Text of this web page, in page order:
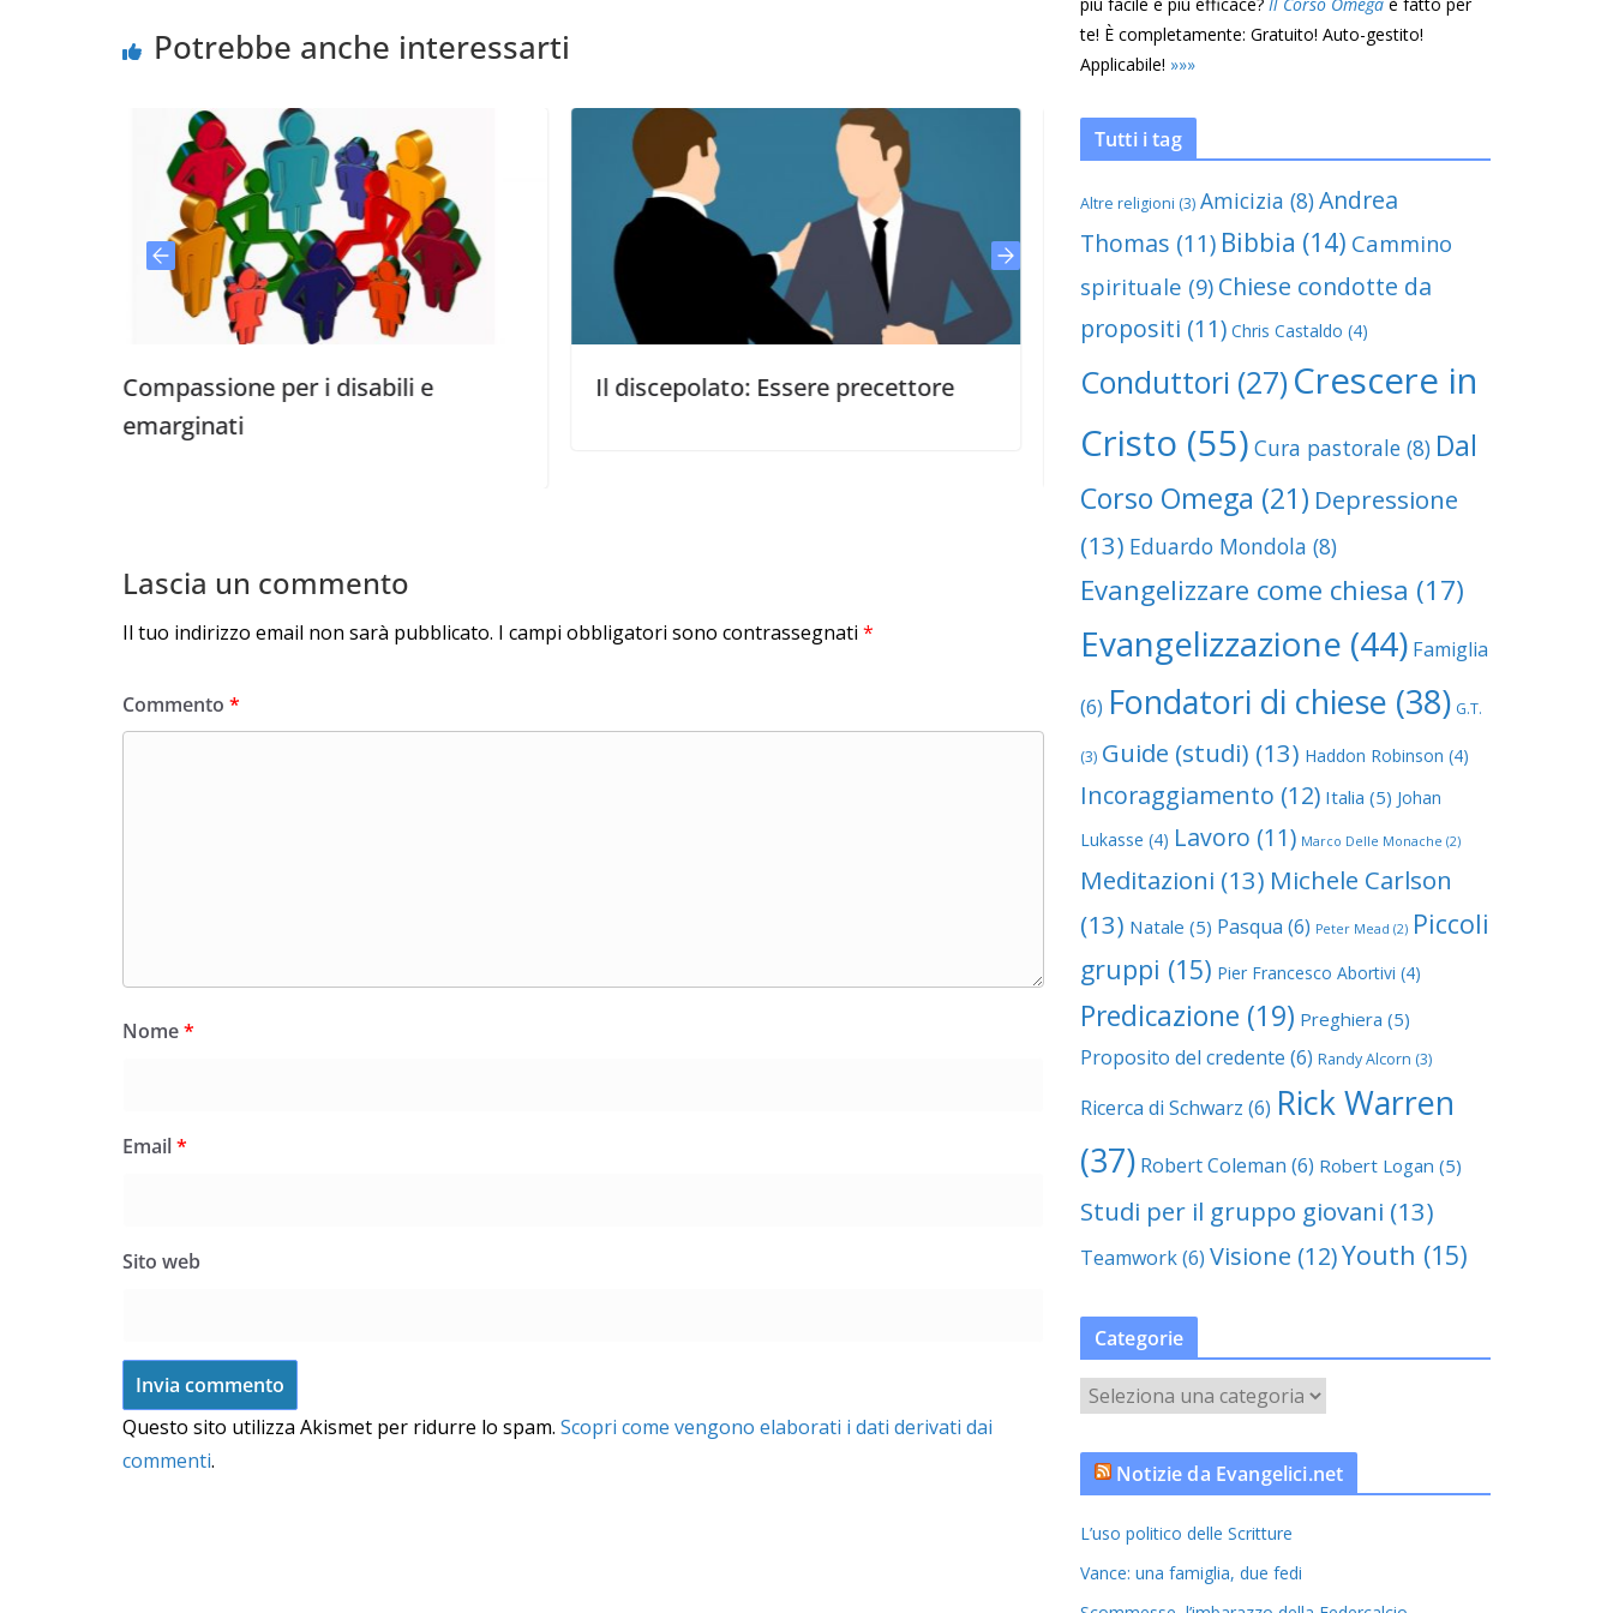
Potrebbe anche interessarti
per i disabili e
Il discepolato: Essere precettore
Cinque cose che penso della guida
Compassione
Lascia un commento
Il tuo indirizzo email non sarà pubblicato. I campi obbligatori sono contrassegnati *
Commento *
Nome*
Email*
Sito web
Questo sito utilizza Akismet per ridurre lo spam. Scopri come vengono elaborati i dati derivati dai
commenti.
te! È completamente: Gratuito! Auto-gestito!
Applicabile! »»»
Tutti i tag
Altre religioni (3) Amicizia (8)Andrea
Thomas (11) Bibbia (14) Cammino
spirituale (9) Chiese condotte da
propositi (11) Chris Castaldo (4)
Conduttori (27) Crescere in
Cristo (55) Cura pastorale (8) Dal
Corso Omega (21) Depressione
(13) Eduardo Mondola (8)
Evangelizzare come chiesa (17)
Evangelizzazione (44) Famiglia
(6) Fondatori di chiese (38) G.T.
(3) Guide (studi) (13) Haddon Robinson (4)
Incoraggiamento (12) Italia (5) Johan
Lukasse (4) Lavoro (11) Marco Delle Monache (2)
Meditazioni (13) Michele Carlson
(13) Natale (5) Pasqua (6) Peter Mead (2) Piccoli
gruppi (15) Pier Francesco Abortivi (4)
Predicazione (19) Preghiera (5)
Proposito del credente (6) Randy Alcorn (3)
Ricerca di Schwarz (6) Rick Warren
(37) Robert Coleman (6) Robert Logan (5)
Studi per il gruppo giovani (13)
Teamwork(6) Visione (12)Youth (15)
Categorie
a
t
o
r
Notizie da Evangelici.net
L’uso politico delle Scritture
Vance: una famiglia, due fedi